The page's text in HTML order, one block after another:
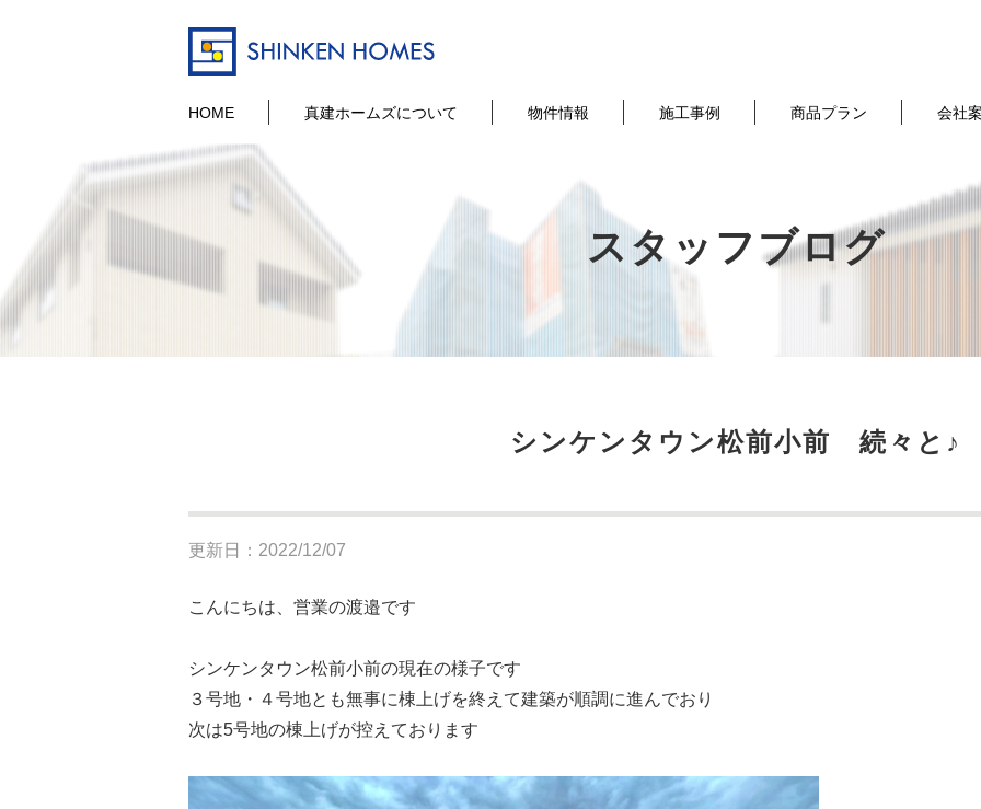
HOME 真建ホームズについて 物件情報 施工事例 商品プラン 会社
スタッフブログ
シンケンタウン松前小前 続々と♪
更新日：2022/12/07
こんにちは、営業の渡邉です
シンケンタウン松前小前の現在の様子です
３号地・４号地とも無事に棟上げを終えて建築が順調に進んでおり
次は5号地の棟上げが控えております